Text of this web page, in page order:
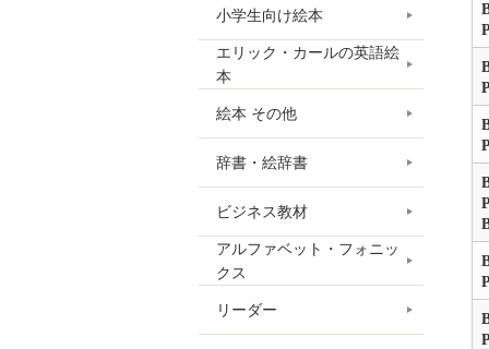
小学生向け絵本
エリック・カールの英語絵
本
絵本 その他
辞書・絵辞書
ビジネス教材
アルファベット・フォニッ
クス
リーダー